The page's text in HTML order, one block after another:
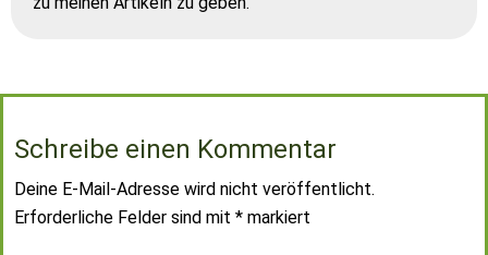
Schreibe einen Kommentar
Deine E-Mail-Adresse wird nicht veröffentlicht.
Erforderliche Felder sind mit * markiert